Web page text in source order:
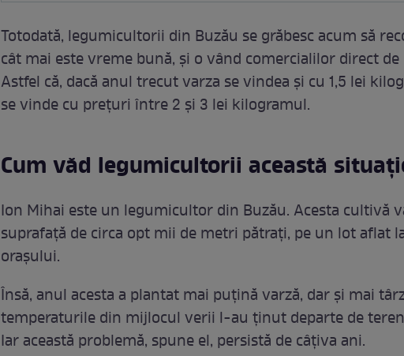
Totodată, legumicultorii din Buzău se grăbesc acum să
cât mai este vreme bună, și o vând comercialilor direct de
Astfel că, dacă anul trecut varza se vindea și cu 1,5 lei
se vinde cu prețuri între 2 și 3 lei kilogramul.
Cum văd legumicultorii această
Ion Mihai este un legumicultor din Buzău. Acesta cultivă
suprafață de circa opt mii de metri pătrați, pe un lot aflat
orașului.
Însă, anul acesta a plantat mai puțină varză, dar și mai
temperaturile din mijlocul verii l-au ținut departe de
Iar această problemă, spune el, persistă de câțiva ani.